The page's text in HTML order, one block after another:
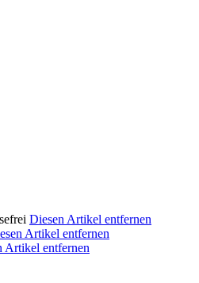
Diesen Artikel entfernen
Artikel entfernen
Artikel entfernen